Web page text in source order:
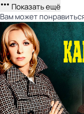
Показать ещё
Вам может